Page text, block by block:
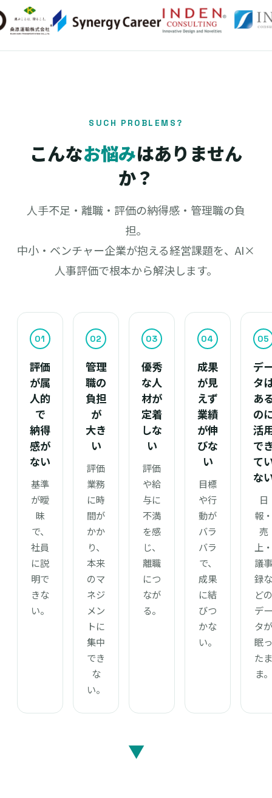
SUCH PROBLEMS?
こんなお悩みはありません
か？
人手不足・離職・評価の納得感・管理職の負
担。
中小・ベンチャー企業が抱える経営課題を、AI×
人事評価で根本から解決します。
01
評価
が属
人的
で
納得
感が
ない
基準
が曖
昧
で、
社員
に説
明で
きな
い。
02
管理
職の
負担
が
大き
い
評価
業務
に時
間が
かか
り、
本来
のマ
ネジ
メン
トに
集中
でき
な
い。
03
優秀
な人
材が
定着
しな
い
評価
や給
与に
不満
を感
じ、
離職
につ
なが
る。
04
成果
が見
えず
業績
が伸
びな
い
目標
や行
動が
バラ
バラ
で、
成果
に結
びつ
かな
い。
05
デ
タ
あ
の
活
で
て
な
日
報・
売
上・
議事
録な
どの
デー
タが
眠っ
たま
ま。
▼